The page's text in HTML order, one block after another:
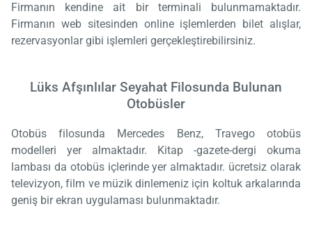
Firmanın kendine ait bir terminali bulunmamaktadır.
Firmanın web sitesinden online işlemlerden bilet alışlar,
rezervasyonlar gibi işlemleri gerçekleştirebilirsiniz.
Lüks Afşınlılar Seyahat Filosunda Bulunan
Otobüsler
Otobüs filosunda Mercedes Benz, Travego otobüs
modelleri yer almaktadır. Kitap -gazete-dergi okuma
lambası da otobüs içlerinde yer almaktadır. ücretsiz olarak
televizyon, film ve müzik dinlemeniz için koltuk arkalarında
geniş bir ekran uygulaması bulunmaktadır.